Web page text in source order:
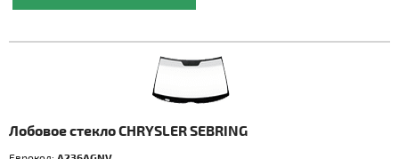
Лобовое стекло CHRYSLER SEBRING